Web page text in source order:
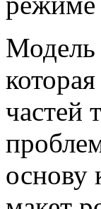
Модель
частей
основу